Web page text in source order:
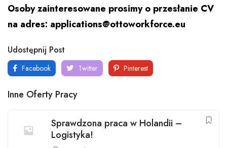
Osoby zainteresowane prosimy o przesłanie CV
na adres: applications@ottoworkforce.eu
Udostępnij Post
Facebook Twitter Pinterest
Inne Oferty Pracy
Sprawdzona praca w Holandii –
Logistyka!